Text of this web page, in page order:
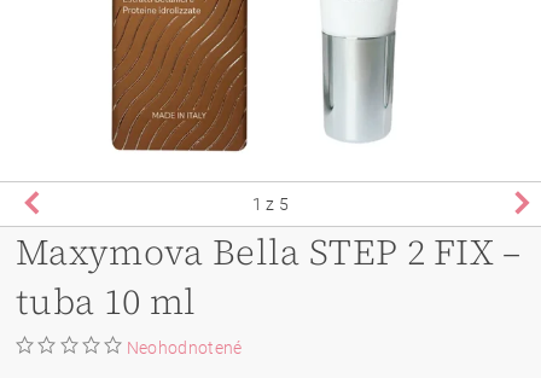
1 z 5
Maxymova Bella STEP 2 FIX –
tuba 10 ml
Neohodnotené